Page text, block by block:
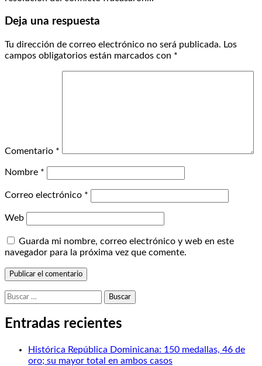
Deja una respuesta
Tu dirección de correo electrónico no será publicada. Los
campos obligatorios están marcados con *
Comentario *
Nombre *
Correo electrónico *
Web
Guarda mi nombre, correo electrónico y web en este
navegador para la próxima vez que comente.
Buscar:
Entradas recientes
Histórica República Dominicana: 150 medallas, 46 de
oro; su mayor total en ambos casos